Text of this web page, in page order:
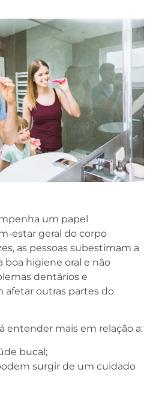
um papel
estar geral do corpo
as pessoas subestimam a
higiene oral e não
dentários e
afetar outras partes do
entender mais em relação a:
bucal;
surgir de um cuidado